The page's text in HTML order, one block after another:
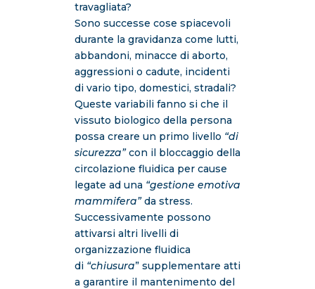
travagliata?
Sono successe cose spiacevoli
durante la gravidanza come lutti,
abbandoni, minacce di aborto,
aggressioni o cadute, incidenti
di vario tipo, domestici, stradali?
Queste variabili fanno si che il
vissuto biologico della persona
possa creare un primo livello “di
sicurezza”con il bloccaggio della
circolazione fluidica per cause
legate ad una “gestione emotiva
mammifera”da stress.
Successivamente possono
attivarsi altri livelli di
organizzazione fluidica
di “chiusura” supplementare atti
a garantire il mantenimento del